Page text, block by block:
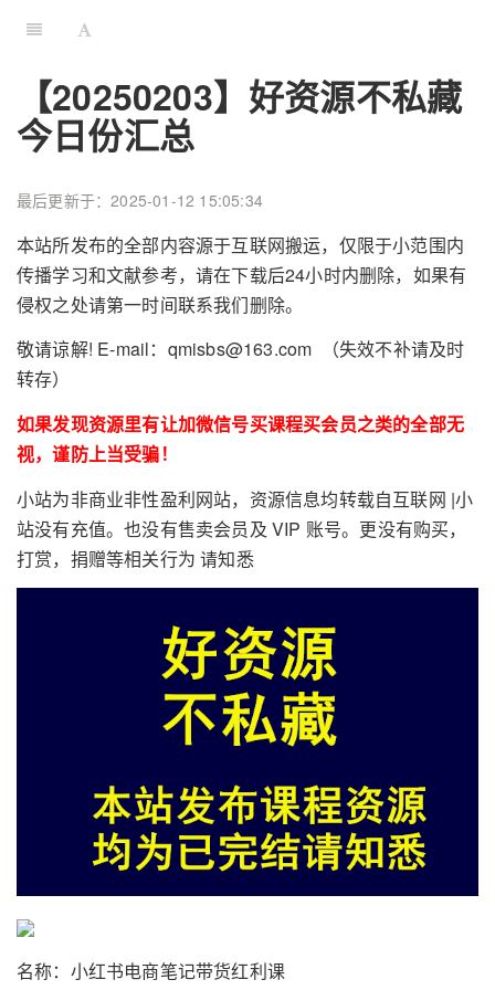
【20250203】好资源不私藏
今日份汇总
最后更新于：2025-01-12 15:05:34
本站所发布的全部内容源于互联网搬运，仅限于小范围内
传播学习和文献参考，请在下载后24小时内删除，如果有
侵权之处请第一时间联系我们删除。
敬请谅解! E-mail：qmisbs@163.com （失效不补请及时
转存）
如果发现资源里有让加微信号买课程买会员之类的全部无
视，谨防上当受骗！
小站为非商业非性盈利网站，资源信息均转载自互联网 |小
站没有充值。也没有售卖会员及 VIP 账号。更没有购买，
打赏，捐赠等相关行为 请知悉
名称：小红书电商笔记带货红利课